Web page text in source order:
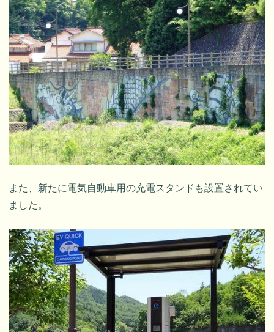
また、新たに電気自動車用の充電スタンドも設置されてい
ました。